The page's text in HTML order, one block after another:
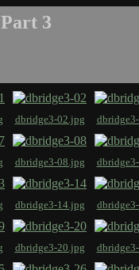
3
dbridge3-02.jpg
dbridge3-08.jpg
dbridge3-14.jpg
dbridge3-20.jpg